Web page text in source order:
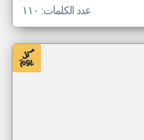
عدد الكلمات: ١١٠